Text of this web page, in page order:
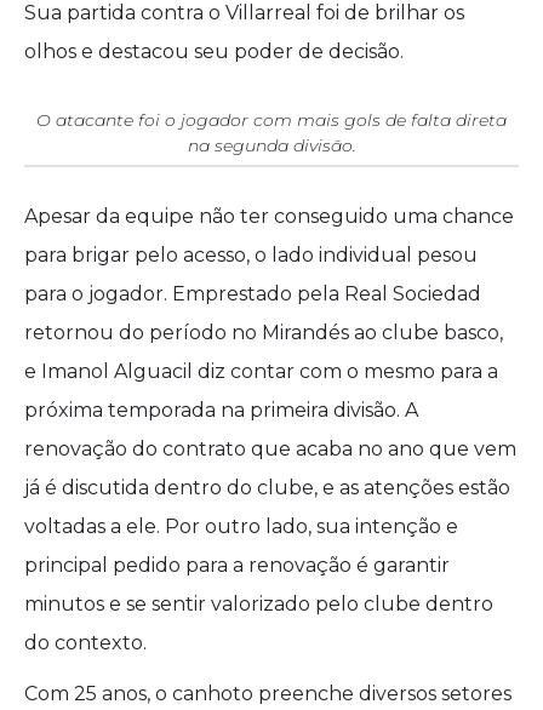
Sua partida contra o Villarreal foi de brilhar os
olhos e destacou seu poder de decisão.
O atacante foi o jogador com mais gols de falta direta
na segunda divisão.
Apesar da equipe não ter conseguido uma chance
para brigar pelo acesso, o lado individual pesou
para o jogador. Emprestado pela Real Sociedad
retornou do período no Mirandés ao clube basco,
e Imanol Alguacil diz contar com o mesmo para a
próxima temporada na primeira divisão. A
renovação do contrato que acaba no ano que vem
já é discutida dentro do clube, e as atenções estão
voltadas a ele. Por outro lado, sua intenção e
principal pedido para a renovação é garantir
minutos e se sentir valorizado pelo clube dentro
do contexto.
Com 25 anos, o canhoto preenche diversos setores